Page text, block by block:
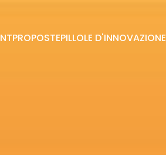
PROPOSTEPILLOLE D'INNOVAZIONE